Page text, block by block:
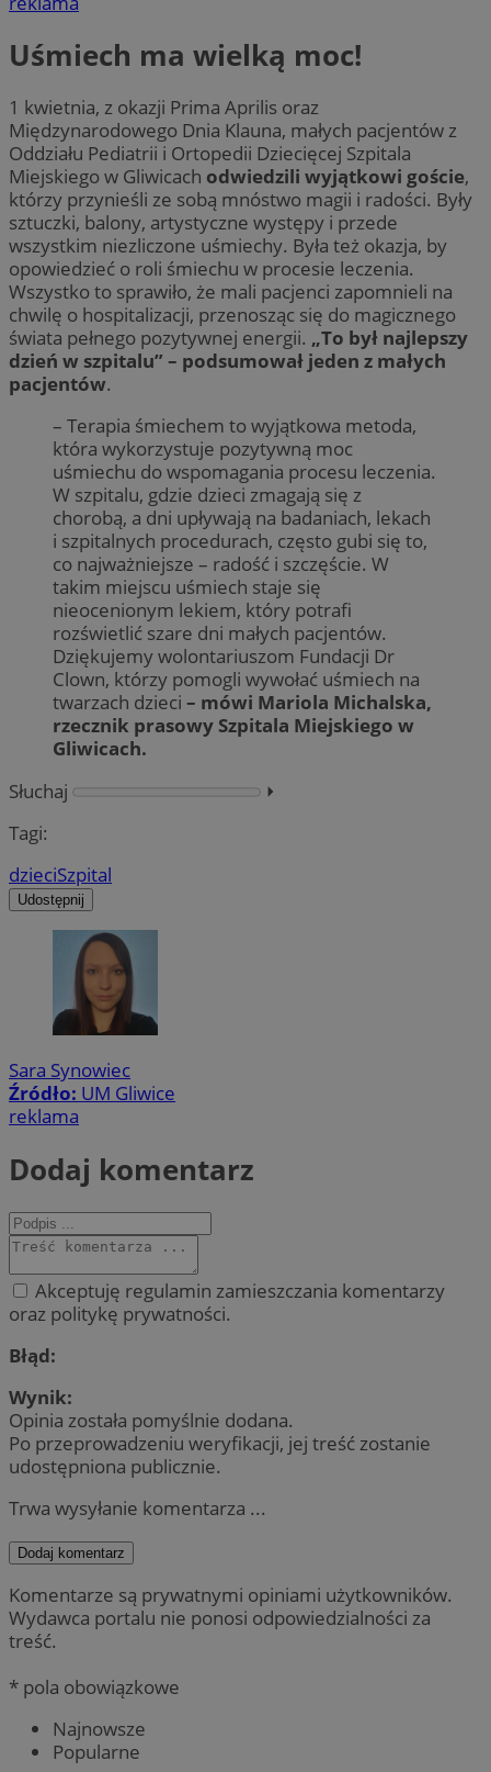
Uśmiech ma wielką moc!
1 kwietnia, z okazji Prima Aprilis oraz
Międzynarodowego Dnia Klauna, małych pacjentów z
Oddziału Pediatrii i Ortopedii Dziecięcej Szpitala
Miejskiego w Gliwicach odwiedzili wyjątkowi goście,
którzy przynieśli ze sobą mnóstwo magii i radości. Były
sztuczki, balony, artystyczne występy i przede
wszystkim niezliczone uśmiechy. Była też okazja, by
opowiedzieć o roli śmiechu w procesie leczenia.
Wszystko to sprawiło, że mali pacjenci zapomnieli na
chwilę o hospitalizacji, przenosząc się do magicznego
świata pełnego pozytywnej energii. „To był najlepszy
dzień w szpitalu” – podsumował jeden z małych
pacjentów.
– Terapia śmiechem to wyjątkowa metoda,
która wykorzystuje pozytywną moc
uśmiechu do wspomagania procesu leczenia.
W szpitalu, gdzie dzieci zmagają się z
chorobą, a dni upływają na badaniach, lekach
i szpitalnych procedurach, często gubi się to,
co najważniejsze – radość i szczęście. W
takim miejscu uśmiech staje się
nieocenionym lekiem, który potrafi
rozświetlić szare dni małych pacjentów.
Dziękujemy wolontariuszom Fundacji Dr
Clown, którzy pomogli wywołać uśmiech na
twarzach dzieci – mówi Mariola Michalska,
rzecznik prasowy Szpitala Miejskiego w
Gliwicach.
Słuchaj
⏵︎
Tagi:
dzieciSzpital
Udostępnij
Sara Synowiec
Źródło: UM Gliwice
reklama
Dodaj komentarz
Akceptuję regulamin zamieszczania komentarzy
oraz politykę prywatności.
Błąd:
Wynik:
Opinia została pomyślnie dodana.
Po przeprowadzeniu weryfikacji, jej treść zostanie
udostępniona publicznie.
Trwa wysyłanie komentarza ...
Dodaj komentarz
Komentarze są prywatnymi opiniami użytkowników.
Wydawca portalu nie ponosi odpowiedzialności za
treść.
* pola obowiązkowe
Najnowsze
Popularne